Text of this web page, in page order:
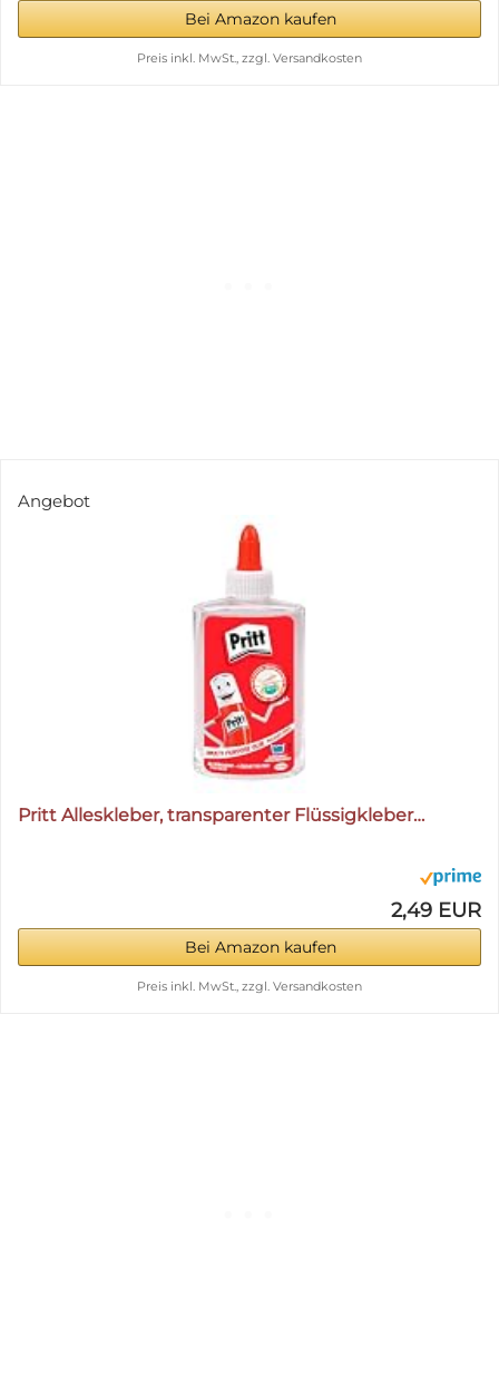
Bei Amazon kaufen
Preis inkl. MwSt., zzgl. Versandkosten
Angebot
Pritt Alleskleber, transparenter Flüssigkleber…
2,49 EUR
Bei Amazon kaufen
Preis inkl. MwSt., zzgl. Versandkosten